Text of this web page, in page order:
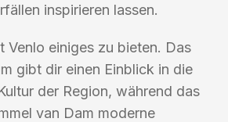
inspirieren lassen.
Venlo einiges zu bieten. Das
gibt dir einen Einblick in die
der Region, während das
van Dam moderne